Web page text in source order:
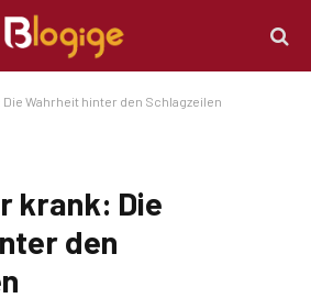
Die Wahrheit hinter den Schlagzeilen
krank: Die
den